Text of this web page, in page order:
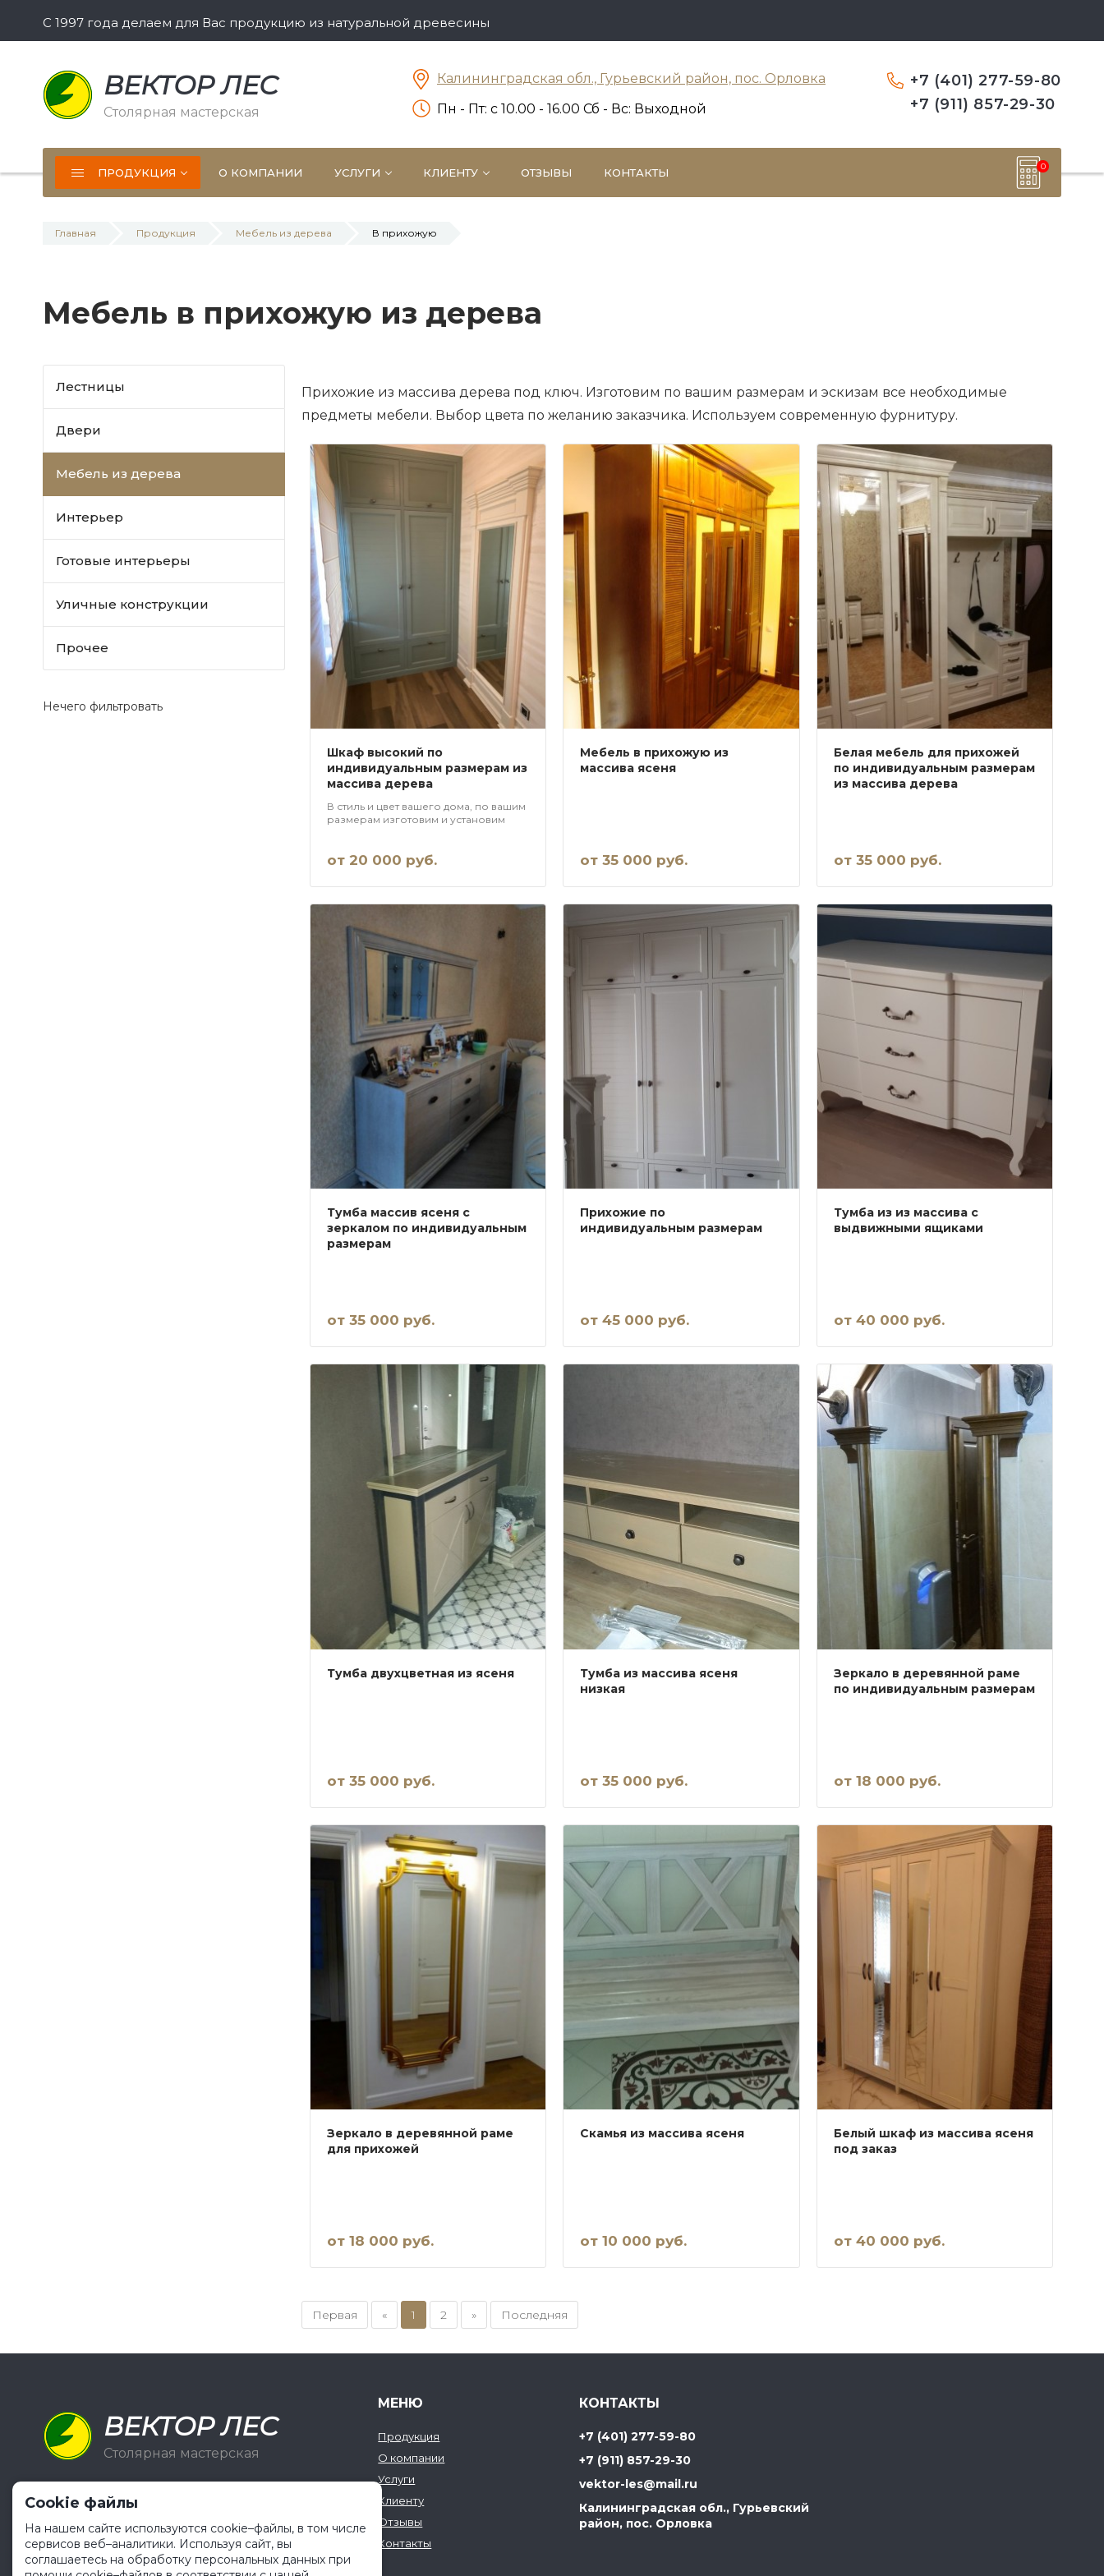
С 1997 года делаем для Вас продукцию из натуральной древесины
ВЕКТОР ЛЕС
Столярная мастерская
+7 (401) 277-59-80
+7 (911) 857-29-30
Калининградская обл., Гурьевский район, пос. Орловка
Пн - Пт: c 10.00 - 16.00 Сб - Вс: Выходной
ПРОДУКЦИЯ О КОМПАНИИ УСЛУГИ КЛИЕНТУ ОТЗЫВЫ КОНТАКТЫ 0
Главная Продукция Мебель из дерева В прихожую
Мебель в прихожую из дерева
Прихожие из массива дерева под ключ. Изготовим по вашим размерам и эскизам все необходимые
предметы мебели. Выбор цвета по желанию заказчика. Используем современную фурнитуру.
Шкаф высокий по
индивидуальным размерам из
массива дерева
В стиль и цвет вашего дома, по вашим
размерам изготовим и установим
от 20 000 руб.
Мебель в прихожую из
массива ясеня
от 35 000 руб.
Белая мебель для прихожей
по индивидуальным размерам
из массива дерева
от 35 000 руб.
Тумба массив ясеня с
зеркалом по индивидуальным
размерам
от 35 000 руб.
Прихожие по
индивидуальным размерам
от 45 000 руб.
Тумба из из массива с
выдвижными ящиками
от 40 000 руб.
Тумба двухцветная из ясеня
от 35 000 руб.
Тумба из массива ясеня
низкая
от 35 000 руб.
Зеркало в деревянной раме
по индивидуальным размерам
от 18 000 руб.
Зеркало в деревянной раме
для прихожей
от 18 000 руб.
Скамья из массива ясеня
от 10 000 руб.
Белый шкаф из массива ясеня
под заказ
от 40 000 руб.
Первая « 1 2 » Последняя
Лестницы
Двери
Мебель из дерева
Интерьер
Готовые интерьеры
Уличные конструкции
Прочее
Нечего фильтровать
ВЕКТОР ЛЕС
Столярная мастерская
МЕНЮ
Продукция
О компании
Услуги
Клиенту
Отзывы
Контакты
КОНТАКТЫ
+7 (401) 277-59-80
+7 (911) 857-29-30
vektor-les@mail.ru
Калининградская обл., Гурьевский
район, пос. Орловка
Cookie файлы
На нашем сайте используются cookie–файлы, в том числе
сервисов веб–аналитики. Используя сайт, вы
соглашаетесь на обработку персональных данных при